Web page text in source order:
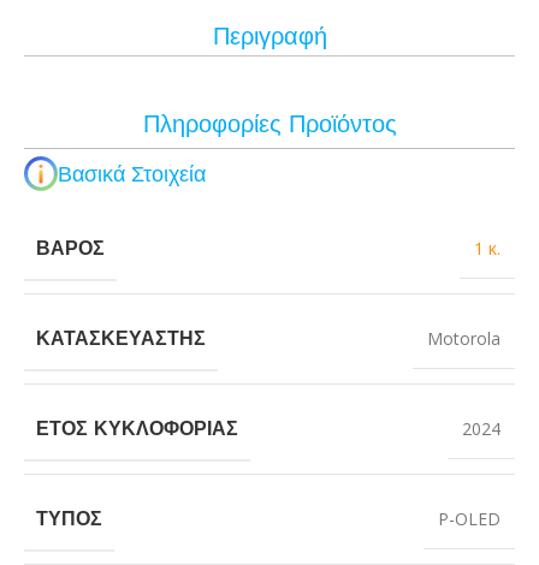
Περιγραφή
Πληροφορίες Προϊόντος
Βασικά Στοιχεία
ΒΆΡΟΣ 1 κ.
ΚΑΤΑΣΚΕΥΑΣΤΉΣ Motorola
ΈΤΟΣ ΚΥΚΛΟΦΟΡΊΑΣ 2024
ΤΎΠΟΣ P-OLED